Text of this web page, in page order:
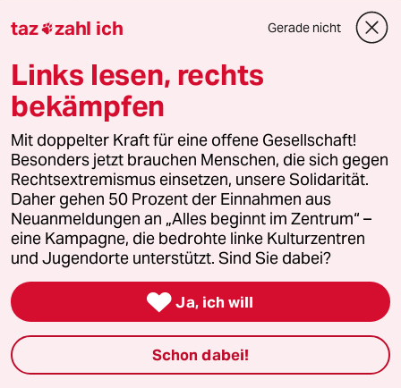
sehen, in Frage zu stellen.
meistkommentiert
1 Krise der Demokratie
AfD-Wählen als Triebabfuhr
2 Streit um Rente mit 63
Passgenauer Populismus
3 Bundeszentrale für politische Bildung
Zurück zu den antikommunistischen
taz zahl ich Gerade nicht
Links lesen, rechts
bekämpfen
Mit doppelter Kraft für eine offene Gesellschaft!
Besonders jetzt brauchen Menschen, die sich gegen
Rechtsextremismus einsetzen, unsere Solidarität.
Daher gehen 50 Prozent der Einnahmen aus
Neuanmeldungen an „Alles beginnt im Zentrum“ –
eine Kampagne, die bedrohte linke Kulturzentren
und Jugendorte unterstützt. Sind Sie dabei?
 Ja, ich will
Schon dabei!